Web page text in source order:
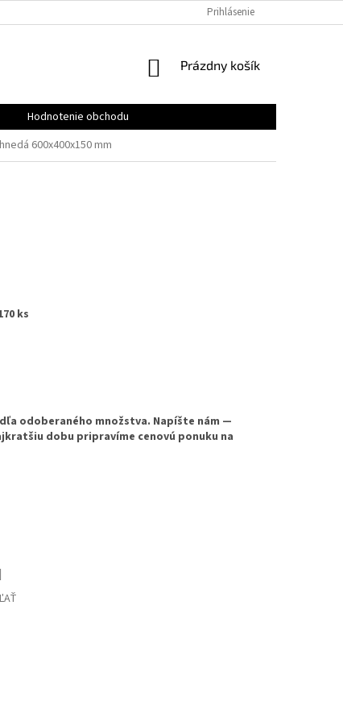
PODMIENKY OCHRANY OSOBNÝCH ÚDAJOV KONTAKTY
Prihlásenie
NÁKUPNÝ
Prázdny košík
Hodnotenie obchodu
600x400x150 mm
ks
odoberaného množstva. Napíšte nám —
dobu pripravíme cenovú ponuku na